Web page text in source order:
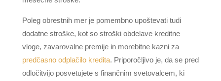
Poleg obrestnih mer je pomembno upoštevati tudi
dodatne stroške, kot so stroški obdelave kreditne
vloge, zavarovalne premije in morebitne kazni za
predčasno odplačilo kredita. Priporočljivo je, da se pred
odločitvijo posvetujete s finančnim svetovalcem, ki